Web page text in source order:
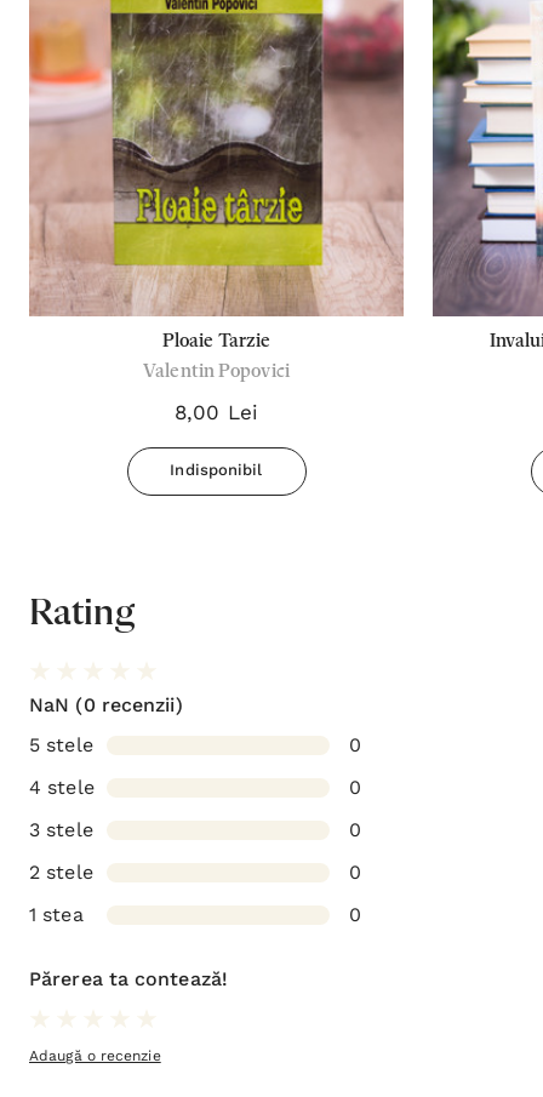
Ploaie Tarzie
Valentin Popovici
8,00 Lei
Indisponibil
Rating
NaN (0 recenzii)
5 stele
0
4 stele
0
3 stele
0
2 stele
0
1 stea
0
Părerea ta contează!
Adaugă o recenzie